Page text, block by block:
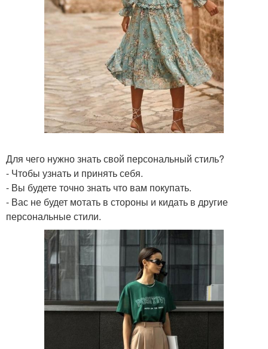
Для чего нужно знать свой персональный стиль?
- Чтобы узнать и принять себя.
- Вы будете точно знать что вам покупать.
- Вас не будет мотать в стороны и кидать в другие
персональные стили.